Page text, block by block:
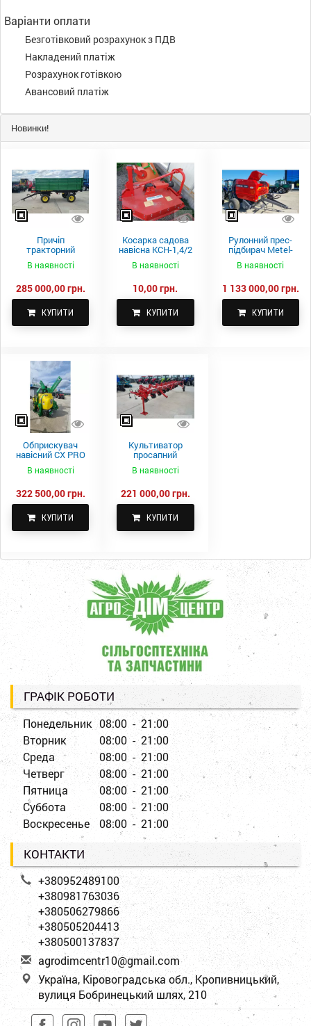
Варіанти оплати
Безготівковий розрахунок з ПДВ
Накладений платіж
Розрахунок готівкою
Авансовий платіж
Новинки!
Причіп
тракторний
самоскидний
Spike 2 ПТС-4
В наявності
285 000,00 грн.
КУПИТИ
Косарка садова
навісна КСН-1,4/2
В наявності
10,00 грн.
КУПИТИ
Рулонний прес-
підбирач Metel-
Fach Z 587
В наявності
1 133 000,00 грн.
КУПИТИ
Обприскувач
навісний CX PRO
В наявності
322 500,00 грн.
КУПИТИ
Культиватор
просапний
КПН-5,6-05
В наявності
221 000,00 грн.
КУПИТИ
ГРАФІК РОБОТИ
Понедельник 08:00 - 21:00
Вторник
08:00 - 21:00
Среда
08:00 - 21:00
Четверг
08:00 - 21:00
Пятница
08:00 - 21:00
Суббота
08:00 - 21:00
Воскресенье
08:00 - 21:00
КОНТАКТИ
+380952489100
+380981763036
+380506279866
+380505204413
+380500137837
agrodimcentr10@gmail.com
Україна, Кіровоградська обл., Кропивницький,
вулиця Бобринецький шлях, 210